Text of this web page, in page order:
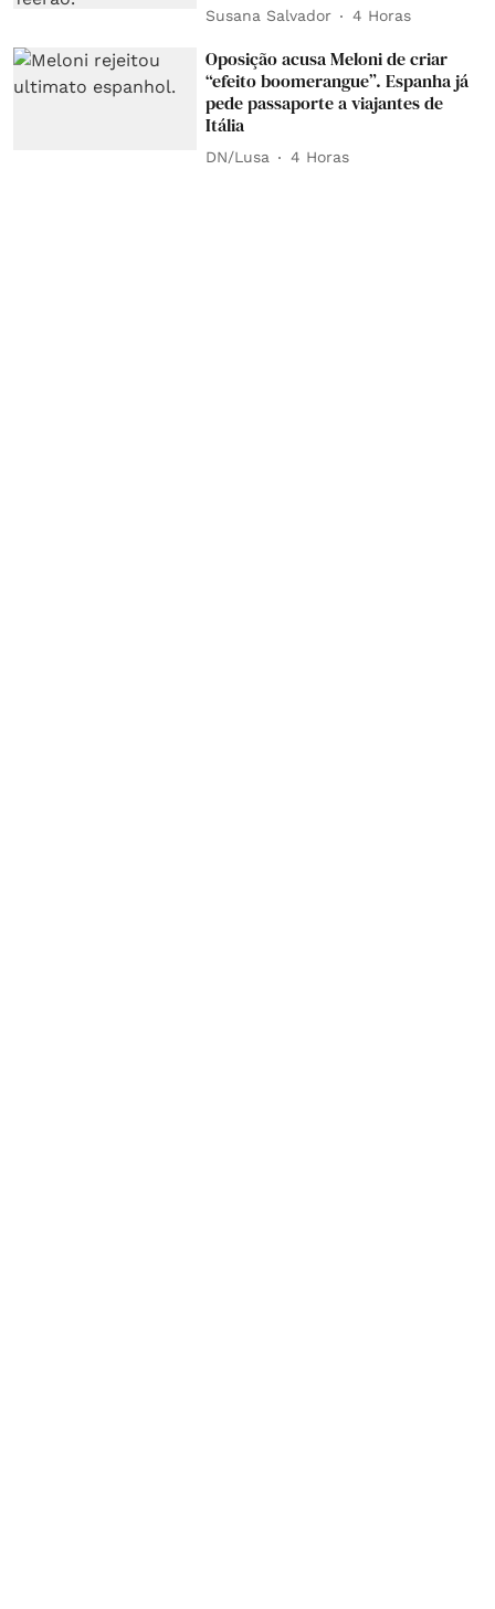
Susana Salvador 4 Horas
Oposição acusa Meloni de criar
“efeito boomerangue”. Espanha já
pede passaporte a viajantes de
Itália
DN/Lusa 4 Horas